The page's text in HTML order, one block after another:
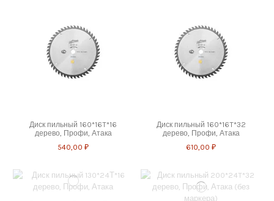
Диск пильный 160*16T*16
дерево, Профи, Атака
540,00 ₽
Диск пильный 160*16T*32
дерево, Профи, Атака
610,00 ₽